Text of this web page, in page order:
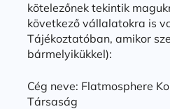
kötelezőnek tekintik
következő vállalatokra is
Tájékoztatóban, amikor
bármelyikükkel):
Cég neve: Flatmosphere
Társaság